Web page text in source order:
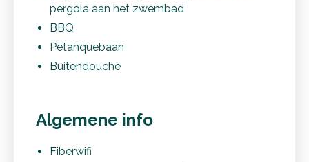
pergola aan het zwembad
BBQ
Petanquebaan
Buitendouche
Algemene info
Fiberwifi